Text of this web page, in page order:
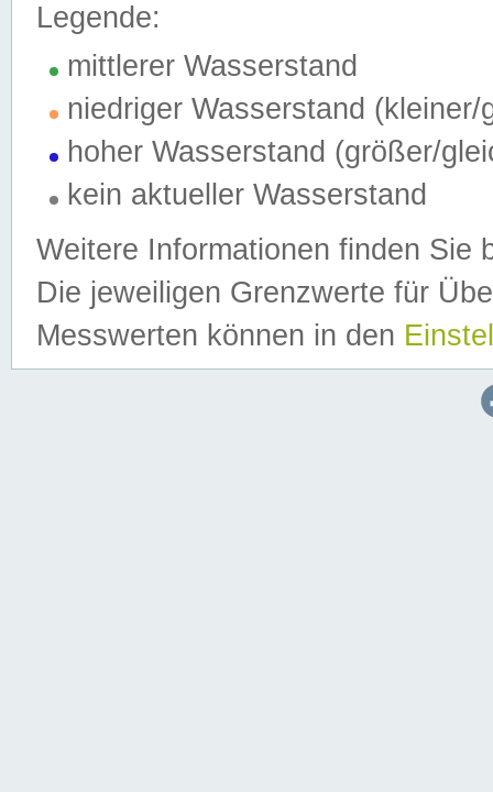
Legende:
mittlerer Wasserstand
niedriger Wasserstand (kleiner/
hoher Wasserstand (größer/
kein aktueller Wasserstand
Weitere Informationen finden Sie
Die jeweiligen Grenzwerte für
Messwerten können in den